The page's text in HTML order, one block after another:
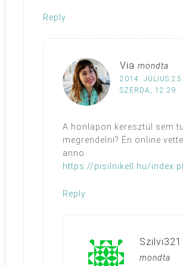
Reply
Via mondta
2014. JÚLIUS
SZERDA, 12:29
A honlapon keresztül sem
megrendelni? Én online
anno.
https://pisilnikell.hu/
Reply
Szilvi321
mondta